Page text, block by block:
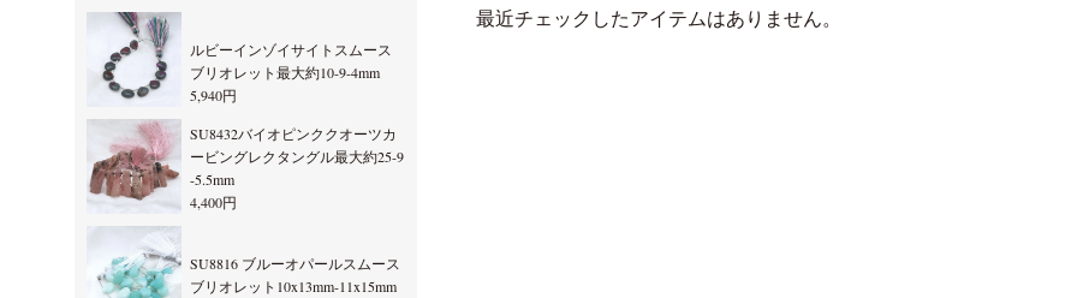
最近チェックしたアイテムはありません。
ルビーインゾイサイトスムース
ブリオレット最大約10-9-4mm
5,940円
SU8432バイオピンククオーツカ
ービングレクタングル最大約25-9
-5.5mm
4,400円
SU8816 ブルーオパールスムース
ブリオレット10x13mm-11x15mm